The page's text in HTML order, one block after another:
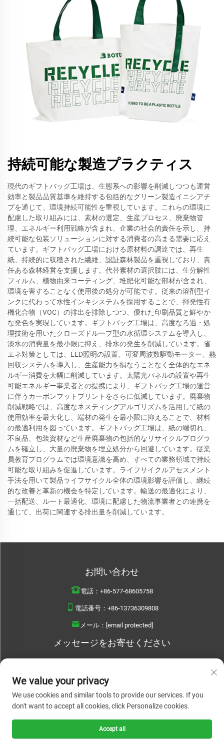
持続可能な製造プラクティス
現代のギフトバッグ工場は、生態系への影響を削減しつつも運営
効率と製品品質基準を維持する包括的なグリーン製造イニシアチ
ブを通じて、環境持続可能性を重視しています。これらの環境に
配慮した取り組みには、素材の選定、生産プロセス、廃棄物管
理、エネルギー利用戦略が含まれ、企業の社会的責任を示し、持
続可能な包装ソリューションに対する消費者の高まる需要に応え
ています。ギフトバッグ工場における原材料の調達では、再生
紙、持続的に収穫された繊維、認証森林製品を重視しており、責
任ある森林経営を支援します。代替素材の選択肢には、生分解性
フィルム、植物由来コーティング、堆肥化可能な部材が含まれ、
環境を害することなく使用後の処分が可能です。従来の溶剤型イ
ンクに代わって水性インキシステムを採用することで、揮発性有
機化合物（VOC）の排出を排除しつつ、優れた印刷品質と鮮やか
な発色を実現しています。ギフトバッグ工場は、高度なろ過・処
理技術を用いたクローズドループ型の水循環システムを導入し、
淡水の消費量を最小限に抑え、排水の発生を削減しています。省
エネ対策としては、LED照明の設置、可変周波数駆動モーター、熱
回収システムを導入し、生産能力を損なうことなく全体的なエネ
ルギー消費を大幅に削減しています。太陽光パネルの設置や再生
可能エネルギー事業者との提携により、ギフトバッグ工場の運営
に伴うカーボンフットプリントをさらに低減しています。廃棄物
削減戦略では、高度なネスティングアルゴリズムを活用して紙の
使用効率を最大化し、端材の発生を最小限に抑えることで、材料
の最適利用を図っています。ギフトバッグ工場は、紙の端切れ、
不良品、包装資材など生産廃棄物の包括的なリサイクルプログラ
ムを確立し、大量の廃棄物を埋立処分から回避しています。従業
員教育プログラムでは環境意識を高め、すべての業務領域で持続
可能な取り組みを促進しています。ライフサイクルアセスメント
手法を用いて製品ライフサイクル全体の環境影響を評価し、継続
的な改善と革新の機会を特定しています。輸送の最適化により、
一括配送、ルート最適化、環境に配慮した物流事業者との連携を
通じて、出荷に関連する排出量を削減しています。
お問い合わせ
電話： +86-577-68605758
電話番号： +86-13736309808
メール： [email protected]
メッセージをお寄せください
今すぐ送信
Copyright © 2025 WENZHOU BOYU DAILYUSED PRODUCTS CO..LTD. All rights
We value your privacy
We use cookies and similar tools to provide our services. If you
don't want to accept all cookies, click Personalize cookies.
Accept all